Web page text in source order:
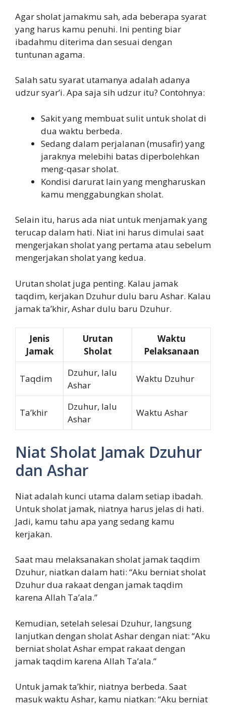
Agar sholat jamakmu sah, ada beberapa syarat
yang harus kamu penuhi. Ini penting biar
ibadahmu diterima dan sesuai dengan
tuntunan agama.
Salah satu syarat utamanya adalah adanya
udzur syar’i. Apa saja sih udzur itu? Contohnya:
Sakit yang membuat sulit untuk sholat di
dua waktu berbeda.
Sedang dalam perjalanan (musafir) yang
jaraknya melebihi batas diperbolehkan
meng-qasar sholat.
Kondisi darurat lain yang mengharuskan
kamu menggabungkan sholat.
Selain itu, harus ada niat untuk menjamak yang
terucap dalam hati. Niat ini harus dimulai saat
mengerjakan sholat yang pertama atau sebelum
mengerjakan sholat yang kedua.
Urutan sholat juga penting. Kalau jamak
taqdim, kerjakan Dzuhur dulu baru Ashar. Kalau
jamak ta’khir, Ashar dulu baru Dzuhur.
Jenis
Jamak
Urutan
Sholat
Waktu
Pelaksanaan
Taqdim
Dzuhur, lalu
Ashar
Waktu Dzuhur
Ta’khir
Dzuhur, lalu
Ashar
Waktu Ashar
Niat Sholat Jamak Dzuhur
dan Ashar
Niat adalah kunci utama dalam setiap ibadah.
Untuk sholat jamak, niatnya harus jelas di hati.
Jadi, kamu tahu apa yang sedang kamu
kerjakan.
Saat mau melaksanakan sholat jamak taqdim
Dzuhur, niatkan dalam hati: “Aku berniat sholat
Dzuhur dua rakaat dengan jamak taqdim
karena Allah Ta’ala.”
Kemudian, setelah selesai Dzuhur, langsung
lanjutkan dengan sholat Ashar dengan niat: “Aku
berniat sholat Ashar empat rakaat dengan
jamak taqdim karena Allah Ta’ala.”
Untuk jamak ta’khir, niatnya berbeda. Saat
masuk waktu Ashar, kamu niatkan: “Aku berniat